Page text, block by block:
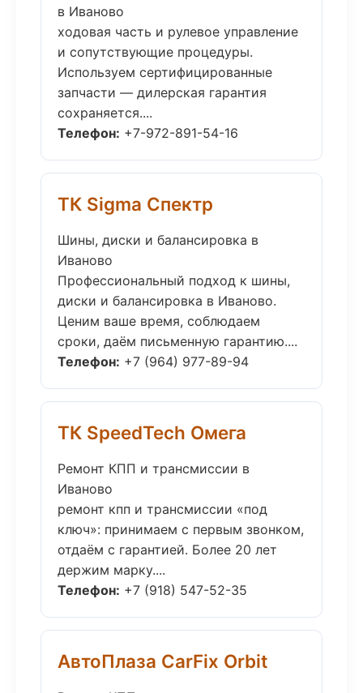
в Иваново
ходовая часть и рулевое управление
и сопутствующие процедуры.
Используем сертифицированные
запчасти — дилерская гарантия
сохраняется....
Телефон: +7-972-891-54-16
ТК Sigma Спектр
Шины, диски и балансировка в
Иваново
Профессиональный подход к шины,
диски и балансировка в Иваново.
Ценим ваше время, соблюдаем
сроки, даём письменную гарантию....
Телефон: +7 (964) 977-89-94
ТК SpeedTech Омега
Ремонт КПП и трансмиссии в
Иваново
ремонт кпп и трансмиссии «под
ключ»: принимаем с первым звонком,
отдаём с гарантией. Более 20 лет
держим марку....
Телефон: +7 (918) 547-52-35
АвтоПлаза CarFix Orbit